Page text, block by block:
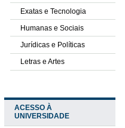
Exatas e Tecnologia
Humanas e Sociais
Jurídicas e Políticas
Letras e Artes
ACESSO À
UNIVERSIDADE